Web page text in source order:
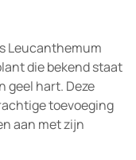
Leucanthemum
die bekend staat
geel hart. Deze
toevoeging
aan met zijn